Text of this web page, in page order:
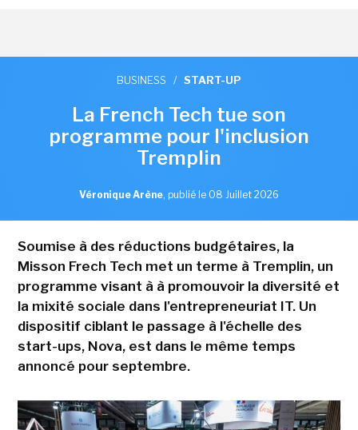
BUSINESS / START-UP
La French Tech tue son
programme pour l'inclusion
Tremplin
Véronique Arène, publié le 08 Juillet 2026
Soumise à des réductions budgétaires, la
Misson Frech Tech met un terme à Tremplin, un
programme visant à à promouvoir la diversité et
la mixité sociale dans l'entrepreneuriat IT. Un
dispositif ciblant le passage à l'échelle des
start-ups, Nova, est dans le même temps
annoncé pour septembre.